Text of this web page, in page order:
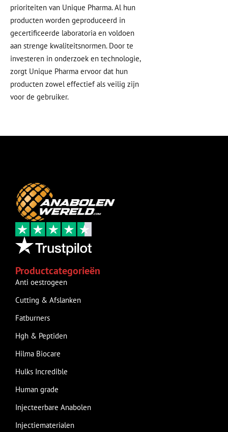
prioriteiten van Unique Pharma. Al hun
producten worden geproduceerd in
gecertificeerde laboratoria en voldoen
aan strenge kwaliteitsnormen. Door te
investeren in onderzoek en technologie,
zorgt Unique Pharma ervoor dat hun
producten zowel effectief als veilig zijn
voor de gebruiker.
Productcategorieën
Anti oestrogeen
Cutting & Afslanken
Fatburners
Hgh & Peptiden
Hilma Biocare
Hulks Incredible
Human grade
Injecteerbare Anabolen
Injectiematerialen